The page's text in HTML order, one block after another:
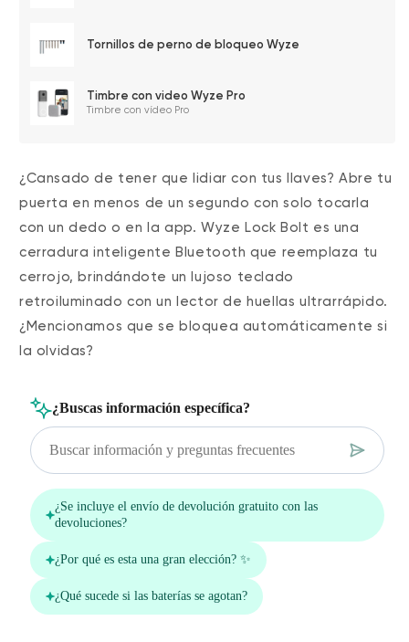
Tornillos de perno de bloqueo Wyze
Timbre con video Wyze Pro
Timbre con vídeo Pro
¿Cansado de tener que lidiar con tus llaves? Abre tu
puerta en menos de un segundo con solo tocarla
con un dedo o en la app. Wyze Lock Bolt es una
cerradura inteligente Bluetooth que reemplaza tu
cerrojo, brindándote un lujoso teclado
retroiluminado con un lector de huellas ultrarrápido.
¿Mencionamos que se bloquea automáticamente si
la olvidas?